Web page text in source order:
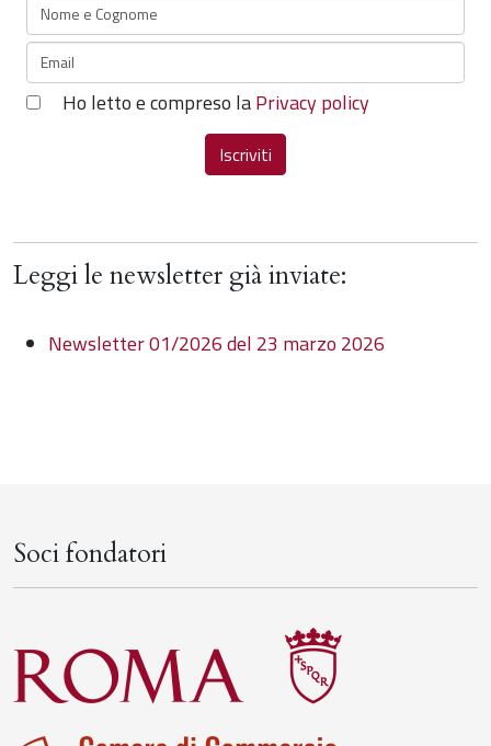
Ho letto e compreso laPrivacy policy
Leggi le newsletter già inviate:
Newsletter 01/2026 del 23 marzo 2026
Soci fondatori